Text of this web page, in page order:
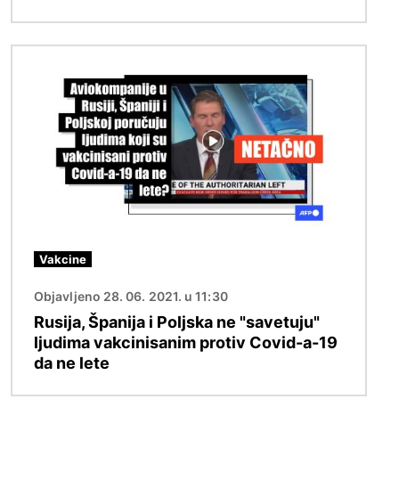
Vakcine
Objavljeno 28. 06. 2021. u 11:30
Rusija, Španija i Poljska ne "savetuju"
ljudima vakcinisanim protiv Covid-a-19
da ne lete